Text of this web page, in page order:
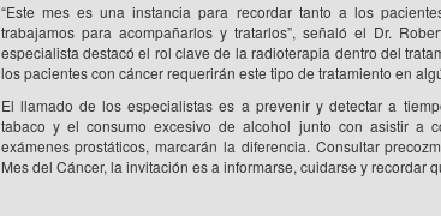
“Este mes es una instancia para recordar tanto a los
trabajamos para acompañarlos y tratarlos”, señaló el Dr.
especialista destacó el rol clave de la radioterapia dentro del
los pacientes con cáncer requerirán este tipo de tratamiento en
El llamado de los especialistas es a prevenir y detectar a
tabaco y el consumo excesivo de alcohol junto con asistir a
exámenes prostáticos, marcarán la diferencia. Consultar
Mes del Cáncer, la invitación es a informarse, cuidarse y recordar